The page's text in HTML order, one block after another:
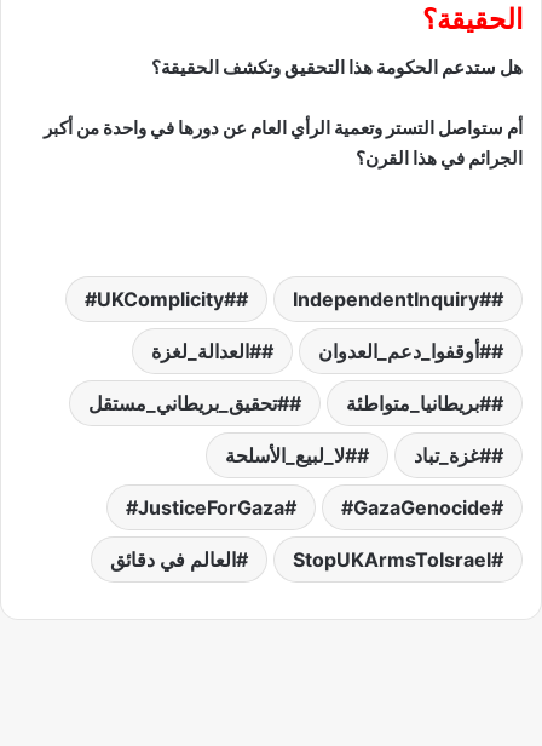
الحقيقة؟
هل ستدعم الحكومة هذا التحقيق وتكشف الحقيقة؟
أم ستواصل التستر وتعمية الرأي العام عن دورها في واحدة من أكبر
الجرائم في هذا القرن؟
#IndependentInquiry
#UKComplicity#
#أوقفوا_دعم_العدوان #العدالة_لغزة
#بريطانيا_متواطئة #تحقيق_بريطاني_مستقل
#غزة_تباد #لا_لبيع_الأسلحة
GazaGenocide#
JusticeForGaza#
StopUKArmsToIsrael العالم في دقائق